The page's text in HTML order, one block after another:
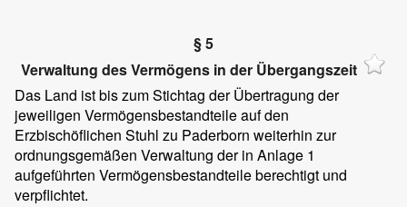
§ 5
Verwaltung des Vermögens in der Übergangszeit
Das Land ist bis zum Stichtag der Übertragung der
jeweiligen Vermögensbestandteile auf den
Erzbischöflichen Stuhl zu Paderborn weiterhin zur
ordnungsgemäßen Verwaltung der in Anlage 1
aufgeführten Vermögensbestandteile berechtigt und
verpflichtet.